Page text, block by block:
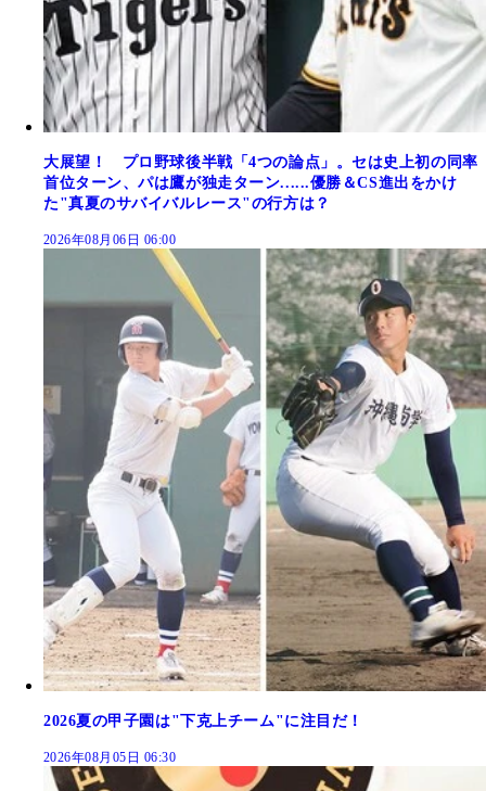
大展望！ プロ野球後半戦「4つの論点」。セは史上初の同率
首位ターン、パは鷹が独走ターン......優勝＆CS進出をかけ
た"真夏のサバイバルレース"の行方は？
2026年08月06日 06:00
2026夏の甲子園は"下克上チーム"に注目だ！
2026年08月05日 06:30